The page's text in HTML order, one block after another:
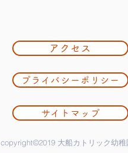
アクセス
プライバシーポリシー
サイトマップ
copyright©2019 大船カトリック幼